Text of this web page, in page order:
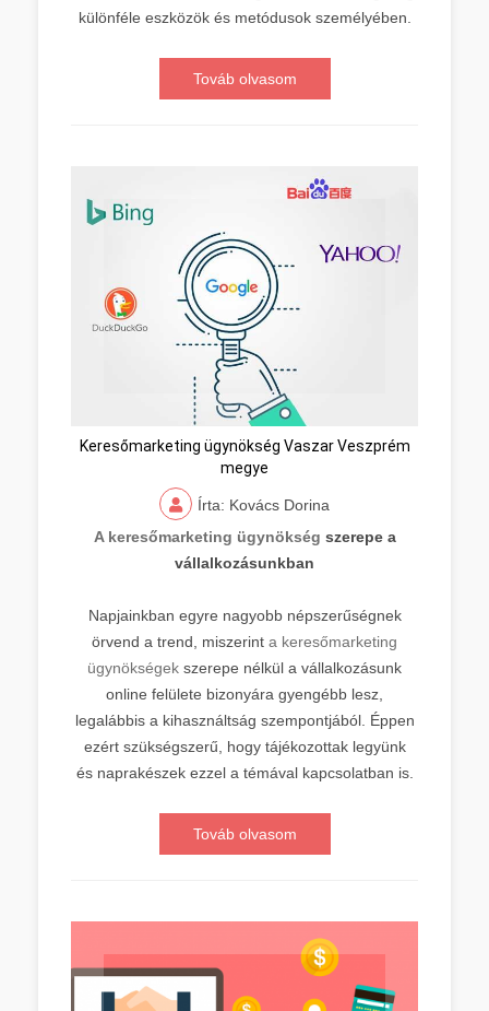
különféle eszközök és metódusok személyében.
Továb olvasom
Keresőmarketing ügynökség Vaszar Veszprém
megye
Írta: Kovács Dorina
A keresőmarketing ügynökség szerepe a
vállalkozásunkban
Napjainkban egyre nagyobb népszerűségnek
örvend a trend, miszerint a keresőmarketing
ügynökségek szerepe nélkül a vállalkozásunk
online felülete bizonyára gyengébb lesz,
legalábbis a kihasználtság szempontjából. Éppen
ezért szükségszerű, hogy tájékozottak legyünk
és naprakészek ezzel a témával kapcsolatban is.
Továb olvasom